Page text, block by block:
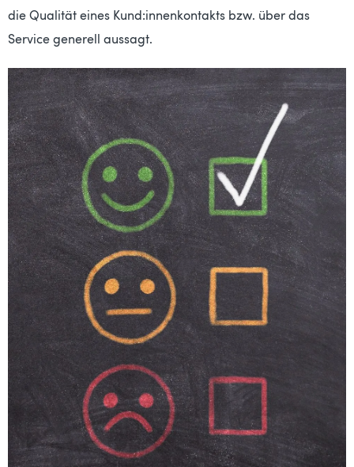
die Qualität eines Kund:innenkontakts bzw. über das
Service generell aussagt.